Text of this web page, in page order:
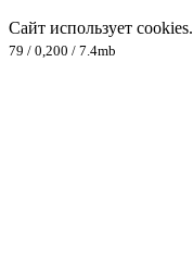
Сайт использует cookies.
79 / 0,200 / 7.4mb